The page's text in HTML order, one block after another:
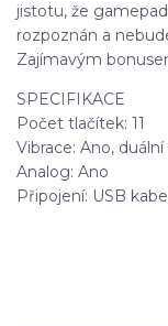
jistotu, že
rozpoznán a
Zajímavým
SPECIFIKACE
Počet tlačítek: 11
Vibrace: Ano,
Analog: Ano
Připojení: USB